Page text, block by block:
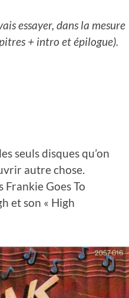
essayer, dans la mesure
+ intro et épilogue).
seuls disques qu’on
autre chose.
Frankie Goes To
et son « High